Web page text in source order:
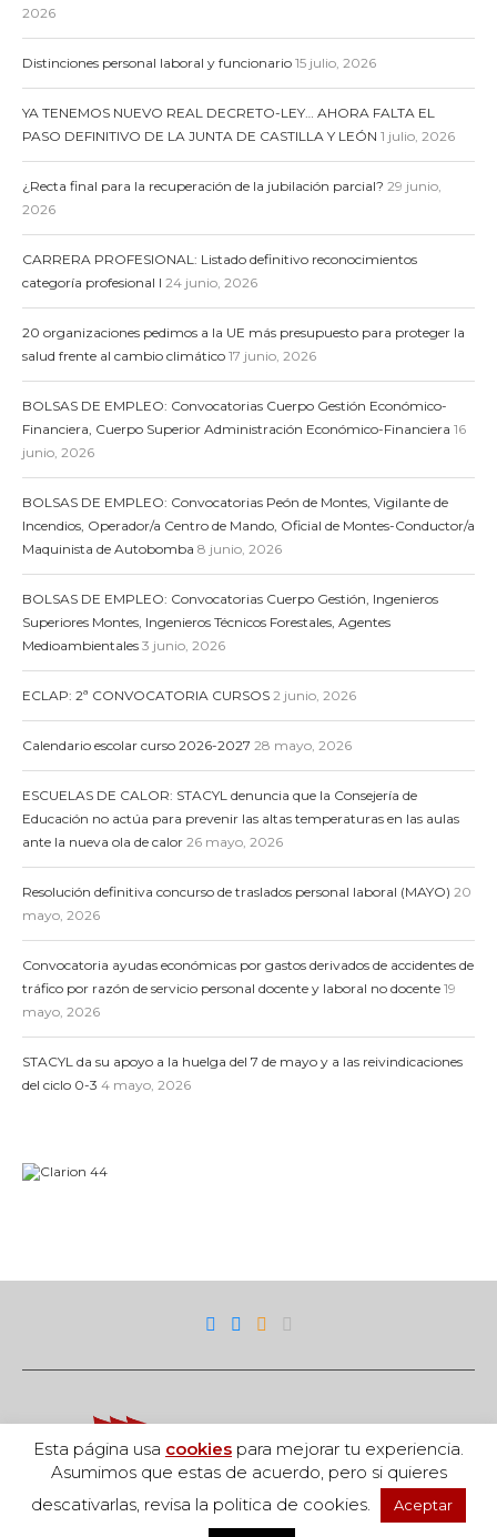
2026
Distinciones personal laboral y funcionario 15 julio, 2026
YA TENEMOS NUEVO REAL DECRETO-LEY… AHORA FALTA EL
PASO DEFINITIVO DE LA JUNTA DE CASTILLA Y LEÓN 1 julio, 2026
¿Recta final para la recuperación de la jubilación parcial? 29 junio,
2026
CARRERA PROFESIONAL: Listado definitivo reconocimientos
categoría profesional I 24 junio, 2026
20 organizaciones pedimos a la UE más presupuesto para proteger la
salud frente al cambio climático 17 junio, 2026
BOLSAS DE EMPLEO: Convocatorias Cuerpo Gestión Económico-
Financiera, Cuerpo Superior Administración Económico-Financiera 16
junio, 2026
BOLSAS DE EMPLEO: Convocatorias Peón de Montes, Vigilante de
Incendios, Operador/a Centro de Mando, Oficial de Montes-Conductor/a
Maquinista de Autobomba 8 junio, 2026
BOLSAS DE EMPLEO: Convocatorias Cuerpo Gestión, Ingenieros
Superiores Montes, Ingenieros Técnicos Forestales, Agentes
Medioambientales 3 junio, 2026
ECLAP: 2ª CONVOCATORIA CURSOS 2 junio, 2026
Calendario escolar curso 2026-2027 28 mayo, 2026
ESCUELAS DE CALOR: STACYL denuncia que la Consejería de
Educación no actúa para prevenir las altas temperaturas en las aulas
ante la nueva ola de calor 26 mayo, 2026
Resolución definitiva concurso de traslados personal laboral (MAYO) 20
mayo, 2026
Convocatoria ayudas económicas por gastos derivados de accidentes de
tráfico por razón de servicio personal docente y laboral no docente 19
mayo, 2026
STACYL da su apoyo a la huelga del 7 de mayo y a las reivindicaciones
del ciclo 0-3 4 mayo, 2026
Esta página usa cookies para mejorar tu experiencia.
Asumimos que estas de acuerdo, pero si quieres
descativarlas, revisa la politica de cookies.
Aceptar